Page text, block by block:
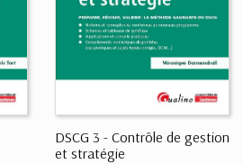
DSCG 3 - Contrôle de gestion
et stratégie